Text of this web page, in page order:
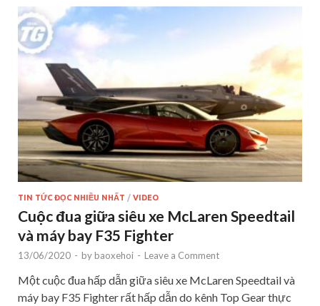
TIN TỨC ĐỌC NHIỀU NHẤT / VIDEO
Cuộc đua giữa siêu xe McLaren Speedtail
và máy bay F35 Fighter
13/06/2020 - by baoxehoi - Leave a Comment
Một cuộc đua hấp dẫn giữa siêu xe McLaren Speedtail và
máy bay F35 Fighter rất hấp dẫn do kênh Top Gear thực